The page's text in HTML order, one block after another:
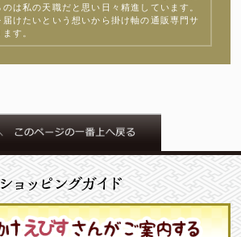
は私の天職だと思い日々精進しています。
けたいという想いから掛け軸の通販専門サ
す。